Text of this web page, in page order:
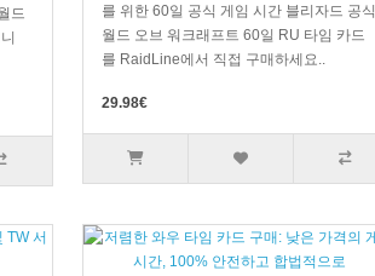
드
를 위한 60일 공식 게임 시간 블리자드 공식
월드 오브 워크래프트 60일 RU 타임 카드
를 RaidLine에서 직접 구매하세요..
29.98€